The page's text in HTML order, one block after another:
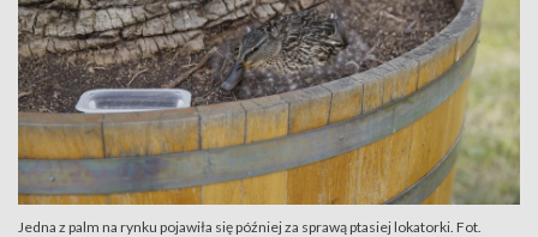
Jedna z palm na rynku pojawiła się później za sprawą ptasiej lokatorki. Fot.